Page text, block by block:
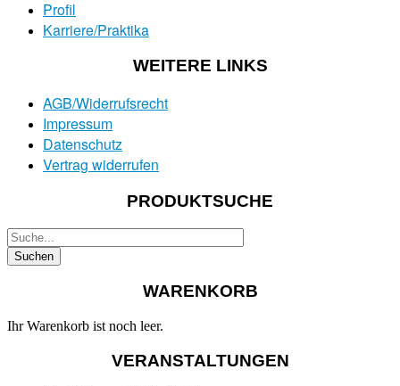
Profil
Karriere/Praktika
WEITERE LINKS
AGB/Widerrufsrecht
Impressum
Datenschutz
Vertrag widerrufen
PRODUKTSUCHE
WARENKORB
Ihr Warenkorb ist noch leer.
VERANSTALTUNGEN